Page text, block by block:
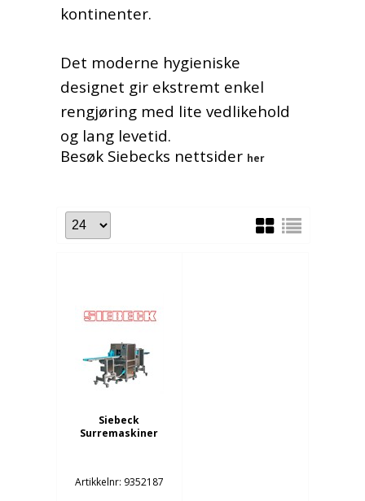
kontinenter.
Det moderne hygieniske
designet gir ekstremt enkel
rengjøring med lite vedlikehold
og lang levetid.
Besøk Siebecks nettsider her
Siebeck
Surremaskiner
Artikkelnr: 9352187